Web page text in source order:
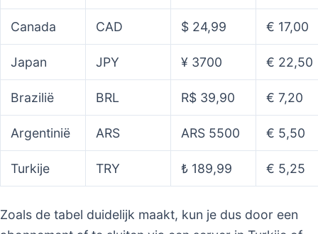
Canada CAD $ 24,99 € 17,00
Japan JPY ¥ 3700 € 22,50
Brazilië BRL R$ 39,90 € 7,20
Argentinië ARS ARS 5500 € 5,50
Turkije TRY ₺ 189,99 € 5,25
Zoals de tabel duidelijk maakt, kun je dus door een